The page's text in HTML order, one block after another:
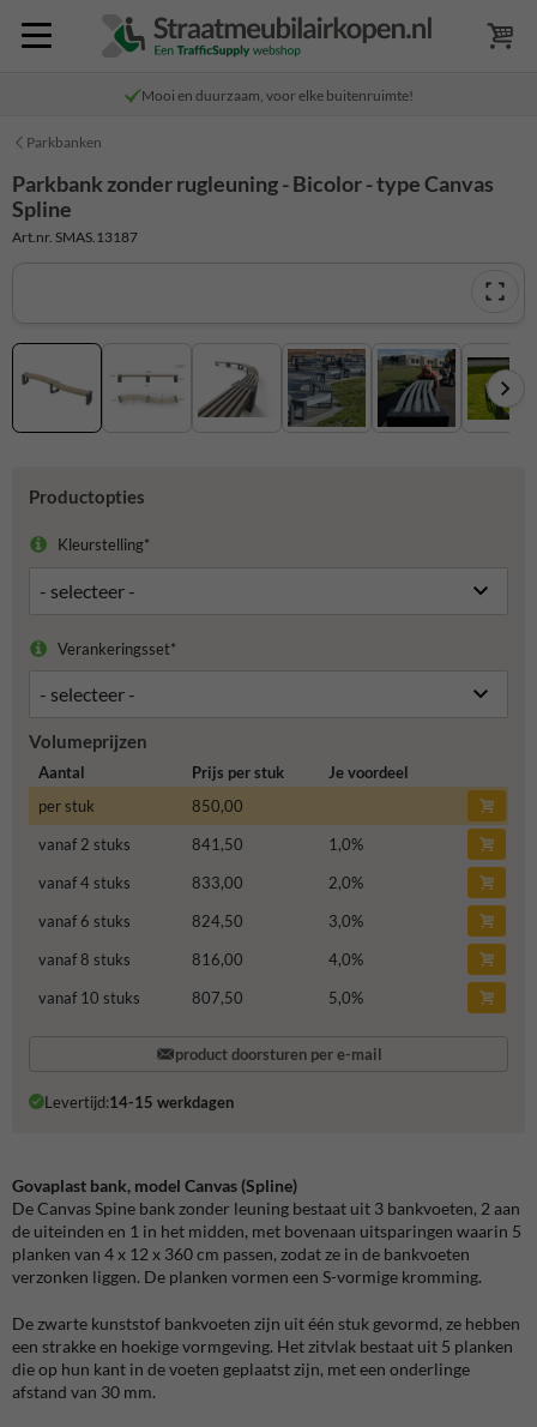
Mooi en duurzaam, voor elke buitenruimte!
Parkbanken
Parkbank zonder rugleuning - Bicolor - type Canvas
Spline
Art.nr. SMAS.13187
Productopties
Kleurstelling*
Verankeringsset*
Volumeprijzen
Aantal Prijs per stuk
Je voordeel
per stuk
850,00
vanaf 2 stuks
841,50 1,0%
vanaf 4 stuks
833,00 2,0%
vanaf 6 stuks
824,50 3,0%
vanaf 8 stuks
816,00 4,0%
vanaf 10 stuks
807,50 5,0%
product doorsturen per e-mail
Levertijd:14-15 werkdagen
Govaplast bank, model Canvas (Spline)
De Canvas Spine bank zonder leuning bestaat uit 3 bankvoeten, 2 aan
de uiteinden en 1 in het midden, met bovenaan uitsparingen waarin 5
planken van 4 x 12 x 360 cm passen, zodat ze in de bankvoeten
verzonken liggen. De planken vormen een S-vormige kromming.
De zwarte kunststof bankvoeten zijn uit één stuk gevormd, ze hebben
een strakke en hoekige vormgeving. Het zitvlak bestaat uit 5 planken
die op hun kant in de voeten geplaatst zijn, met een onderlinge
afstand van 30 mm.